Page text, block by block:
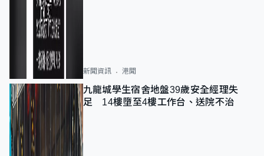
新聞資訊 港聞
九龍城學生宿舍地盤39歲安全經理失
足 14樓墮至4樓工作台、送院不治